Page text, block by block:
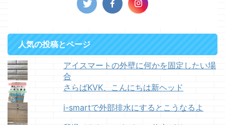
人気の投稿とページ
アイスマートの外壁に何かを固定したい場
合
さらばKVK、こんにちは新ヘッド
i-smartで外部排水にするとこうなるよ